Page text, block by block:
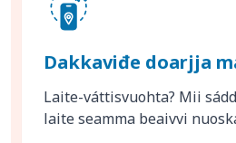
Dakkaviđe doarjja
Laite-váttisvuohta? Mii
laite seamma beaivvi